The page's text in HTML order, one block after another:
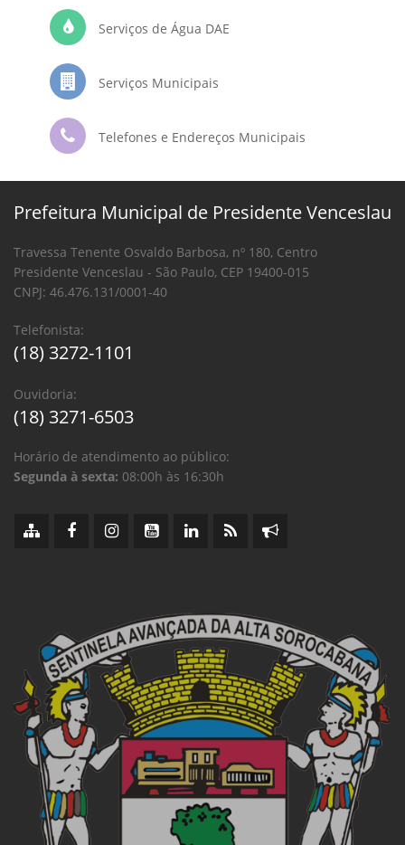
Serviços de Água DAE
Serviços Municipais
Telefones e Endereços Municipais
Prefeitura Municipal de Presidente Venceslau
Travessa Tenente Osvaldo Barbosa, nº 180, Centro
Presidente Venceslau - São Paulo, CEP 19400-015
CNPJ: 46.476.131/0001-40
Telefonista:
(18) 3272-1101
Ouvidoria:
(18) 3271-6503
Horário de atendimento ao público:
Segunda à sexta: 08:00h às 16:30h